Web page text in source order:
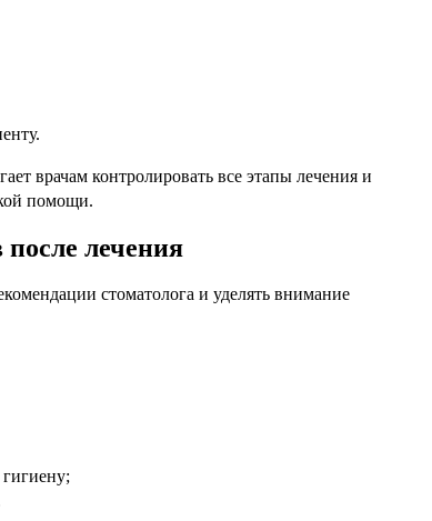
врачам контролировать все этапы лечения и
помощи.
после лечения
стоматолога и уделять внимание